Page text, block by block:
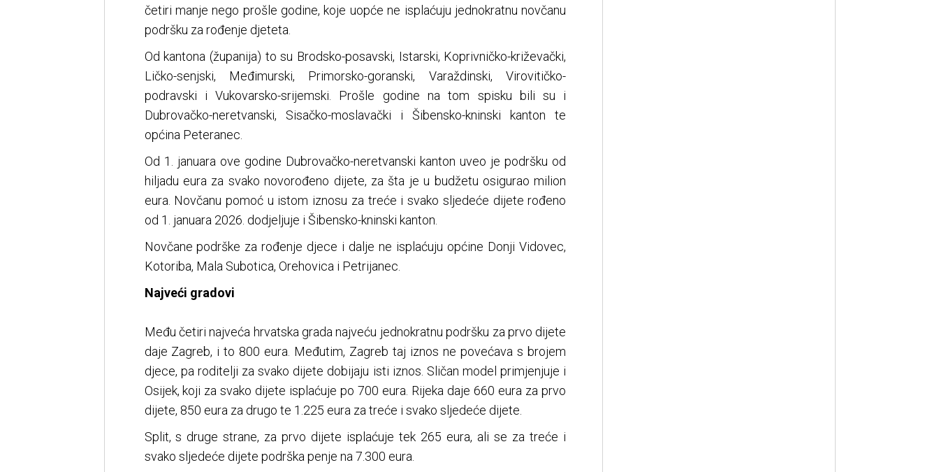
četiri manje nego prošle godine, koje uopće ne isplaćuju jednokratnu novčanu
podršku za rođenje djeteta.
Od kantona (županija) to su Brodsko-posavski, Istarski, Koprivničko-križevački,
Ličko-senjski, Međimurski, Primorsko-goranski, Varaždinski, Virovitičko-
podravski i Vukovarsko-srijemski. Prošle godine na tom spisku bili su i
Dubrovačko-neretvanski, Sisačko-moslavački i Šibensko-kninski kanton te
općina Peteranec.
Od 1. januara ove godine Dubrovačko-neretvanski kanton uveo je podršku od
hiljadu eura za svako novorođeno dijete, za šta je u budžetu osigurao milion
eura. Novčanu pomoć u istom iznosu za treće i svako sljedeće dijete rođeno
od 1. januara 2026. dodjeljuje i Šibensko-kninski kanton.
Novčane podrške za rođenje djece i dalje ne isplaćuju općine Donji Vidovec,
Kotoriba, Mala Subotica, Orehovica i Petrijanec.
Najveći gradovi
Među četiri najveća hrvatska grada najveću jednokratnu podršku za prvo dijete
daje Zagreb, i to 800 eura. Međutim, Zagreb taj iznos ne povećava s brojem
djece, pa roditelji za svako dijete dobijaju isti iznos. Sličan model primjenjuje i
Osijek, koji za svako dijete isplaćuje po 700 eura. Rijeka daje 660 eura za prvo
dijete, 850 eura za drugo te 1.225 eura za treće i svako sljedeće dijete.
Split, s druge strane, za prvo dijete isplaćuje tek 265 eura, ali se za treće i
svako sljedeće dijete podrška penje na 7.300 eura.